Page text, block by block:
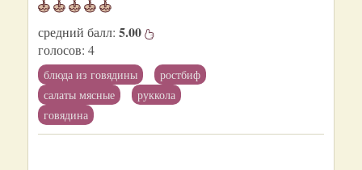
средний балл: 5.00
голосов: 4
блюда из говядины
ростбиф
салаты мясные
руккола
говядина